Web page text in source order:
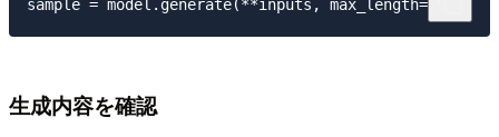
生成内容を確認